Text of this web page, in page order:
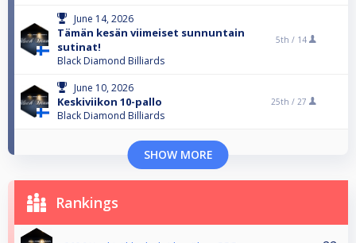
June 14, 2026
Tämän kesän viimeiset sunnuntain
sutinat!
Black Diamond Billiards
5th / 14
June 10, 2026
Keskiviikon 10-pallo
Black Diamond Billiards
25th / 27
SHOW MORE
Rankings